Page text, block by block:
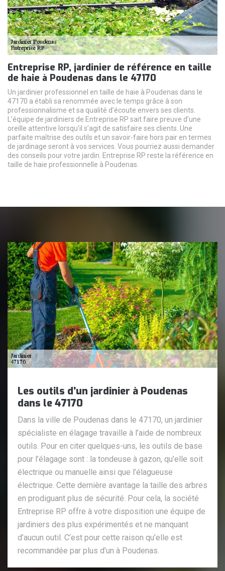
Entreprise RP, jardinier de référence en taille
de haie à Poudenas dans le 47170
Un jardinier professionnel en taille de haie à Poudenas dans le
47170 a établi sa renommée avec le temps grâce à son
professionnalisme et sa qualité d’écoute envers ses clients.
L’équipe de jardiniers de Entreprise RP sait faire preuve d’une
oreille attentive lorsqu’il s’agit de satisfaire ses clients. Une
parfaite maîtrise des outils et un savoir-faire hors pair en termes
de jardinage seront à vos services. Vous pourriez aussi demander
des conseils pour votre jardin. Entreprise RP reste la référence en
taille de haie professionnelle à Poudenas.
Les outils d’un jardinier à Poudenas
dans le 47170
Dans la ville de Poudenas dans le 47170, un jardinier
spécialiste en élagage travaille à l’aide de nombreux
outils. Pour en citer quelques-uns, les outils de base
pour l’élagage sont : la tondeuse à gazon, qu’elle soit
électrique ou manuelle ainsi que l’élagueuse
électrique. Cette dernière avantage la taille des arbres
en prodiguant plus de sécurité. Pour cela, la société
Entreprise RP offre à votre disposition une équipe de
jardiniers des plus expérimentés et ne manquant
d’aucun outil. C’est pour cette raison qu’elle est
recommandée par plus d’un à Poudenas.